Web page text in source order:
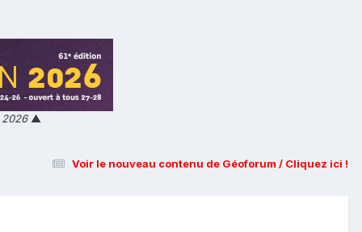
▲
Voir le nouveau contenu de Géoforum / Cliquez ici !